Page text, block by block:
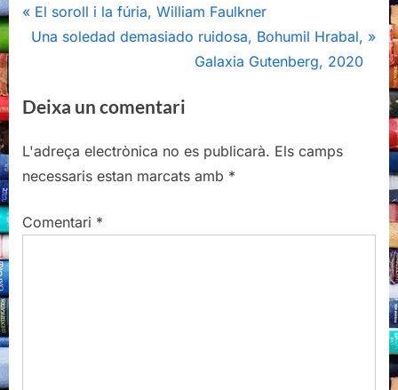
Navegació
P
r
i
u
s
o
El soroll i la fúria, William Faulkner
N
t
o
s
:
Una soledad demasiado ruidosa, Bohumil Hrabal,
Galaxia Gutenberg, 2020
Deixa un comentari
L'adreça electrònica no es publicarà. Els camps
necessaris estan marcats amb *
Comentari *